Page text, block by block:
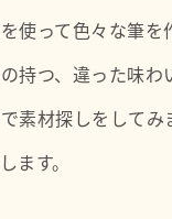
使って色々な筆を
持つ、違った味わ
素材探しをして
ます。